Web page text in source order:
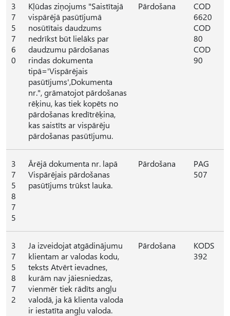
3
7
5
7
6
0
Kļūdas ziņojums "Saistītajā
vispārējā pasūtījumā
nosūtītais daudzums
nedrīkst būt lielāks par
daudzumu pārdošanas
rindas dokumenta
tipā='Vispārējais
pasūtījums',Dokumenta
nr.", grāmatojot pārdošanas
rēķinu, kas tiek kopēts no
pārdošanas kredītrēķina,
kas saistīts ar vispārēju
pārdošanas pasūtījumu.
Pārdošana
COD
6620
COD
80
COD
90
3
7
5
8
7
5
Ārējā dokumenta nr. lapā
Vispārējais pārdošanas
pasūtījums trūkst lauka.
Pārdošana
PAG
507
3
7
5
8
7
2
Ja izveidojat atgādinājumu
klientam ar valodas kodu,
teksts Atvērt ievadnes,
kurām nav jāiesniedzas,
vienmēr tiek rādīts angļu
valodā, ja kā klienta valoda
ir iestatīta angļu valoda.
Pārdošana
KODS
392